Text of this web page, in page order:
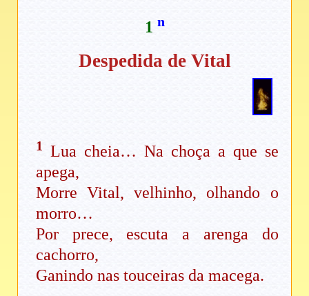
1 n
Despedida de Vital
1
Lua cheia… Na choça a que se
apega,
Morre Vital, velhinho, olhando o
morro…
Por prece, escuta a arenga do
cachorro,
Ganindo nas touceiras da macega.